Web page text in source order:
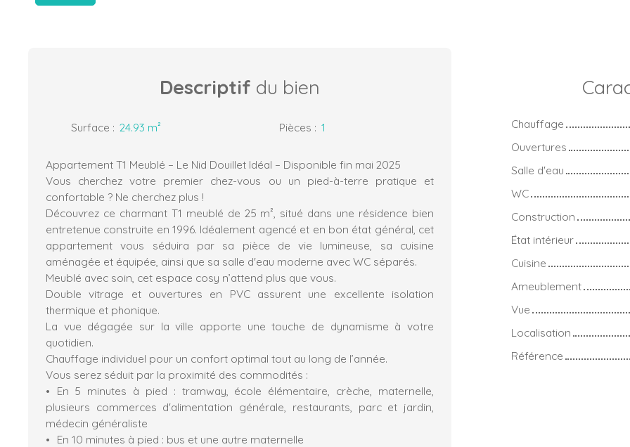
Descriptif du bien
Surface : 24.93 m² Pièces : 1
Appartement T1 Meublé – Le Nid Douillet Idéal – Disponible fin mai 2025
Vous cherchez votre premier chez-vous ou un pied-à-terre pratique et
confortable ? Ne cherchez plus !
Découvrez ce charmant T1 meublé de 25 m², situé dans une résidence bien
entretenue construite en 1996. Idéalement agencé et en bon état général, cet
appartement vous séduira par sa pièce de vie lumineuse, sa cuisine
aménagée et équipée, ainsi que sa salle d'eau moderne avec WC séparés.
Meublé avec soin, cet espace cosy n’attend plus que vous.
Double vitrage et ouvertures en PVC assurent une excellente isolation
thermique et phonique.
La vue dégagée sur la ville apporte une touche de dynamisme à votre
quotidien.
Chauffage individuel pour un confort optimal tout au long de l’année.
Vous serez séduit par la proximité des commodités :
En 5 minutes à pied : tramway, école élémentaire, crèche, maternelle,
plusieurs commerces d'alimentation générale, restaurants, parc et jardin,
médecin généraliste
En 10 minutes à pied : bus et une autre maternelle
Chauffage
Ouvertures
Salle d'eau
WC
Construction
État intérieur
Cuisine
Ameublement
Vue
Localisation
Référence